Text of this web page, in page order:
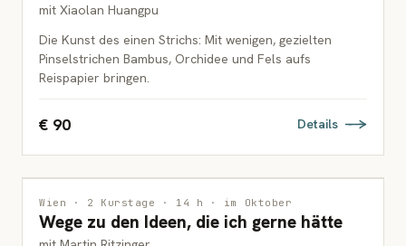
mit Xiaolan Huangpu
Die Kunst des einen Strichs: Mit wenigen, gezielten
Pinselstrichen Bambus, Orchidee und Fels aufs
Reispapier bringen.
€ 90 Details
INTERDISZIPLINÄR
ERWACHSENE
Wien · 2 Kurstage · 14 h · im Oktober
Wege zu den Ideen, die ich gerne hätte